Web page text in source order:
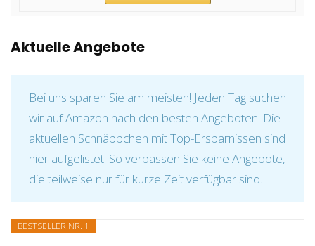
Aktuelle Angebote
Bei uns sparen Sie am meisten! Jeden Tag suchen
wir auf Amazon nach den besten Angeboten. Die
aktuellen Schnäppchen mit Top-Ersparnissen sind
hier aufgelistet. So verpassen Sie keine Angebote,
die teilweise nur für kurze Zeit verfügbar sind.
BESTSELLER NR. 1